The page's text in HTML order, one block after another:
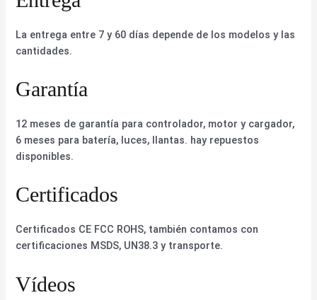
La entrega entre 7 y 60 días depende de los modelos y las
cantidades.
Garantía
12 meses de garantía para controlador, motor y cargador,
6 meses para batería, luces, llantas. hay repuestos
disponibles.
Certificados
Certificados CE FCC ROHS, también contamos con
certificaciones MSDS, UN38.3 y transporte.
Vídeos